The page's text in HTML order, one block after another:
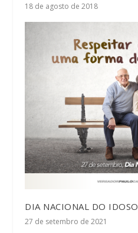
18 de agosto de 2018
DIA NACIONAL DO IDOSO
27 de setembro de 2021